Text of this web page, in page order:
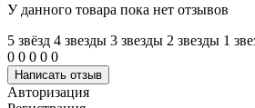
У данного товара пока нет отзывов
5 звёзд 4 звeзды 3 звeзды 2 звeзды 1
0 0 0 0 0
Написать отзыв
Авторизация